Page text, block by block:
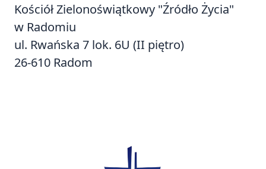
Kościół Zielonoświątkowy "Źródło Życia"
w Radomiu
ul. Rwańska 7 lok. 6U (II piętro)
26-610 Radom